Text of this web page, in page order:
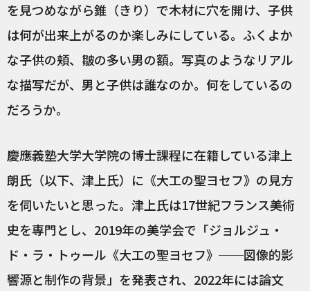
を見つめながら錐（きり）で木材に穴を開け、子供
は何が出来上がるのか楽しみにしている。ふくよか
な子供の頬、皺の多い男の額。写真のようなリアル
な描写だが、男と子供は誰なのか。何をしているの
だろうか。
慶應義塾大学大学院の博士課程に在籍している津上
朗氏（以下、津上氏）に《大工の聖ヨセフ》の見方
を伺いたいと思った。津上氏は17世紀フランス美術
史を専門とし、2019年の美学会で「ジョルジュ・
ド・ラ・トゥール《大工の聖ヨセフ》──図像的影
響源と制作の背景」を発表され、2022年には論文